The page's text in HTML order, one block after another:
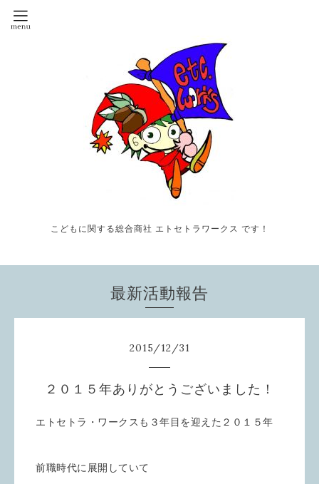
こどもに関する総合商社 エトセトラワークス です！
最新活動報告
2015/12/31
２０１５年ありがとうございました！
エトセトラ・ワークスも３年目を迎えた２０１５年
前職時代に展開していて